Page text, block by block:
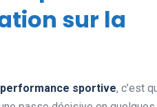
sur la
sportive, c’est